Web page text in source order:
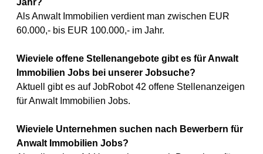
Jahr?
Als Anwalt Immobilien verdient man zwischen EUR
60.000,- bis EUR 100.000,- im Jahr.
Wieviele offene Stellenangebote gibt es für Anwalt
Immobilien Jobs bei unserer Jobsuche?
Aktuell gibt es auf JobRobot 42 offene Stellenanzeigen
für Anwalt Immobilien Jobs.
Wieviele Unternehmen suchen nach Bewerbern für
Anwalt Immobilien Jobs?